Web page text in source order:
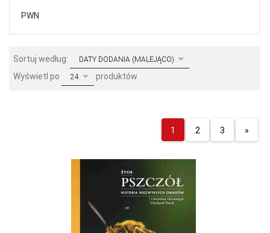
PWN
Sortuj według: sortDATY DODANIA (MALEJĄCO)
Wyświetl po pop24 produktów
1 2 3 »